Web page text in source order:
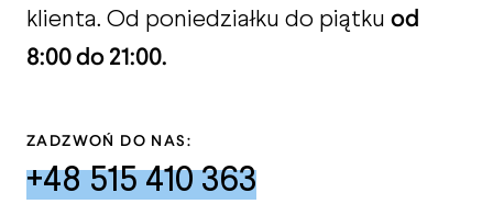
klienta. Od poniedziałku do piątku od
8:00 do 21:00.
ZADZWOŃ DO NAS:
+48 515 410 363